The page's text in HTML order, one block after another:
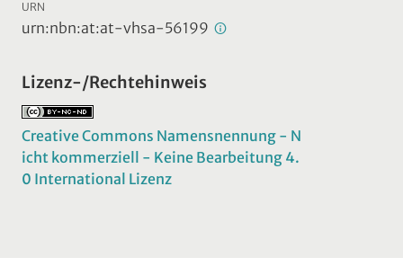
URN
urn:nbn:at:at-vhsa-56199
Lizenz-/Rechtehinweis
Creative Commons Namensnennung - N
icht kommerziell - Keine Bearbeitung 4.
0 International Lizenz